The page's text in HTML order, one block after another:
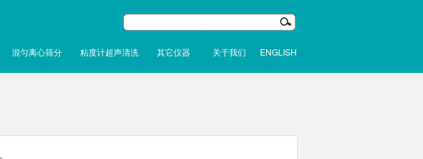
混匀离心筛分 粘度计超声清洗 其它仪器 关于我们 ENGLISH